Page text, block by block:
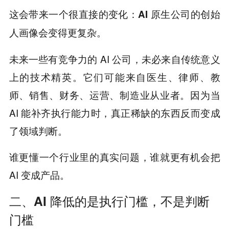
这会带来一个很直接的变化： AI 原生公司的创始
人画像会变得更复杂。
未来一些有竞争力的 AI 公司，未必来自传统意义
上的技术精英。它们可能来自医生、律师、教
师、销售、财务、运营、制造业从业者。因为当
AI 能补齐执行能力时，真正稀缺的东西反而变成
了领域判断。
谁更懂一个行业里的真实问题，谁就更有机会把
AI 变成产品。
二、AI 降低的是执行门槛，不是判断
门槛